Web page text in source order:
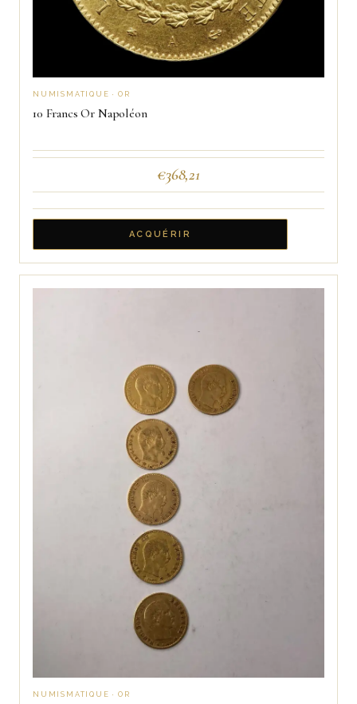
NUMISMATIQUE · OR
10 Francs Or Napoléon
€368,21
ACQUÉRIR
NUMISMATIQUE · OR